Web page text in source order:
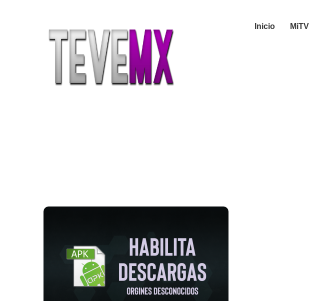
Inicio MiTV